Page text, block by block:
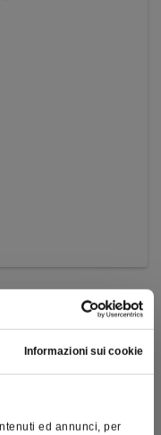
Informazioni sui cookie
ed annunci, per